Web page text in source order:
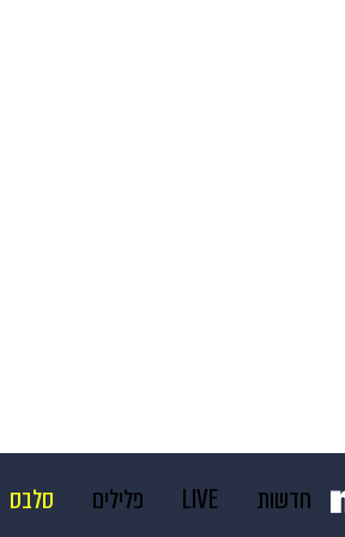
חדשות LIVE פלילים סלבס